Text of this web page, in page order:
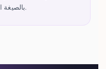
بالصيغة التي تفضلها.